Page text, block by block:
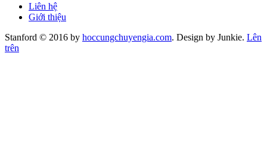
Liên hệ
Giới thiệu
Stanford © 2016 by hoccungchuyengia.com. Design by Junkie. Lên
trên